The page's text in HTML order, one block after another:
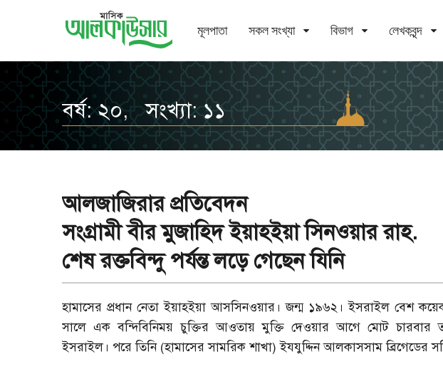
মূলপাতা সকল সংখ্যা বিভাগ লেখকবৃন্দ
বর্ষ: ২০, সংখ্যা: ১১
আলজাজিরার প্রতিবেদন
সংগ্রামী বীর মুজাহিদ ইয়াহইয়া সিনওয়ার রাহ.
শেষ রক্তবিন্দু পর্যন্ত লড়ে গেছেন যিনি
হামাসের প্রধান নেতা ইয়াহইয়া আসসিনওয়ার। জন্ম ১৯৬২। ইসরাইল বেশ
সালে এক বন্দিবিনিময় চুক্তির আওতায় মুক্তি দেওয়ার আগে মোট চারবার
ইসরাইল। পরে তিনি (হামাসের সামরিক শাখা) ইযযুদ্দিন আলকাসসাম ব্রিগেডের